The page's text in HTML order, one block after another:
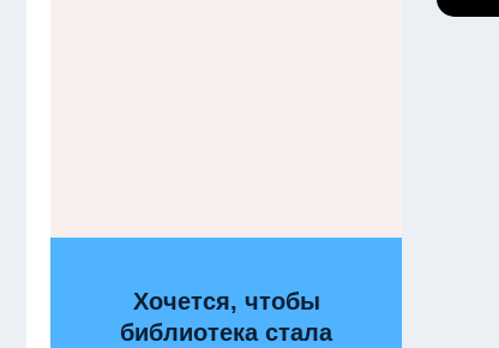
Хочется, чтобы
библиотека стала